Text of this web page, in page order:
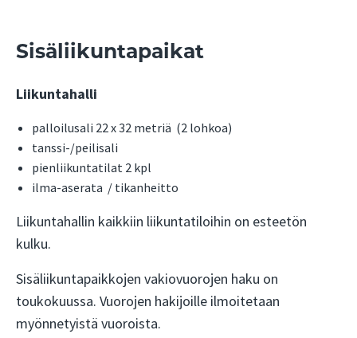
Sisäliikuntapaikat
Liikuntahalli
palloilusali 22 x 32 metriä (2 lohkoa)
tanssi-/peilisali
pienliikuntatilat 2 kpl
ilma-aserata / tikanheitto
Liikuntahallin kaikkiin liikuntatiloihin on esteetön
kulku.
Sisäliikuntapaikkojen vakiovuorojen haku on
toukokuussa. Vuorojen hakijoille ilmoitetaan
myönnetyistä vuoroista.